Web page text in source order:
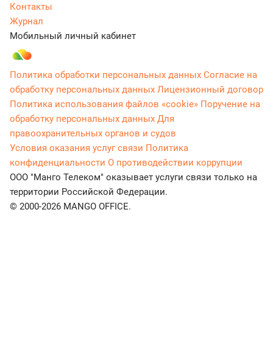
Контакты
Журнал
Мобильный личный кабинет
Политика обработки персональных данных Согласие на
обработку персональных данных Лицензионный договор
Политика использования файлов «cookie» Поручение на
обработку персональных данных Для
правоохранительных органов и судов
Условия оказания услуг связи Политика
конфиденциальности О противодействии коррупции
ООО "Манго Телеком" оказывает услуги связи только на
территории Российской Федерации.
© 2000-2026 MANGO OFFICE.